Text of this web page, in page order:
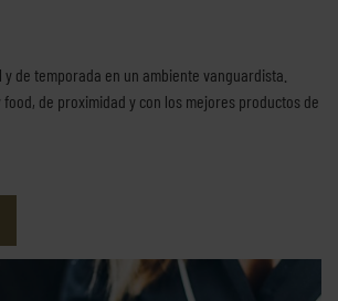
de temporada en un ambiente vanguardista.
food, de proximidad y con los mejores productos de